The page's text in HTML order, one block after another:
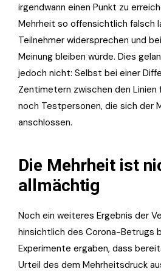
irgendwann einen Punkt zu
Mehrheit so offensichtlich falsch
Teilnehmer widersprechen und
Meinung bleiben würde. Dies
jedoch nicht: Selbst bei einer
Zentimetern zwischen den Linien
noch Testpersonen, die sich der
anschlossen.
Die Mehrheit ist
allmächtig
Noch ein weiteres Ergebnis der
hinsichtlich des Corona-Betrugs
Experimente ergaben, dass
Urteil des dem Mehrheitsdruck